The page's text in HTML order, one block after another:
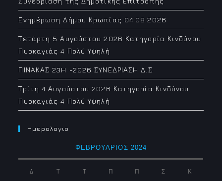
Ενημέρωση Δήμου Κρωπίας 04.08.2026
Τετάρτη 5 Αυγούστου 2026 Κατηγορία Κινδύνου
Πυρκαγιάς 4 Πολύ Υψηλή
ΠΙΝΑΚΑΣ 23H -2026 ΣΥΝΕΔΡΙΑΣΗ Δ.Σ
Τρίτη 4 Αυγούστου 2026 Κατηγορία Κινδύνου
Πυρκαγιάς 4 Πολύ Υψηλή
Ημερολογιο
ΦΕΒΡΟΥΆΡΙΟΣ 2024
Δ Τ Τ Π Π Σ Κ